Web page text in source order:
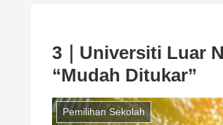
3｜Universiti Luar
“Mudah Ditukar”
Pemilihan Sekolah